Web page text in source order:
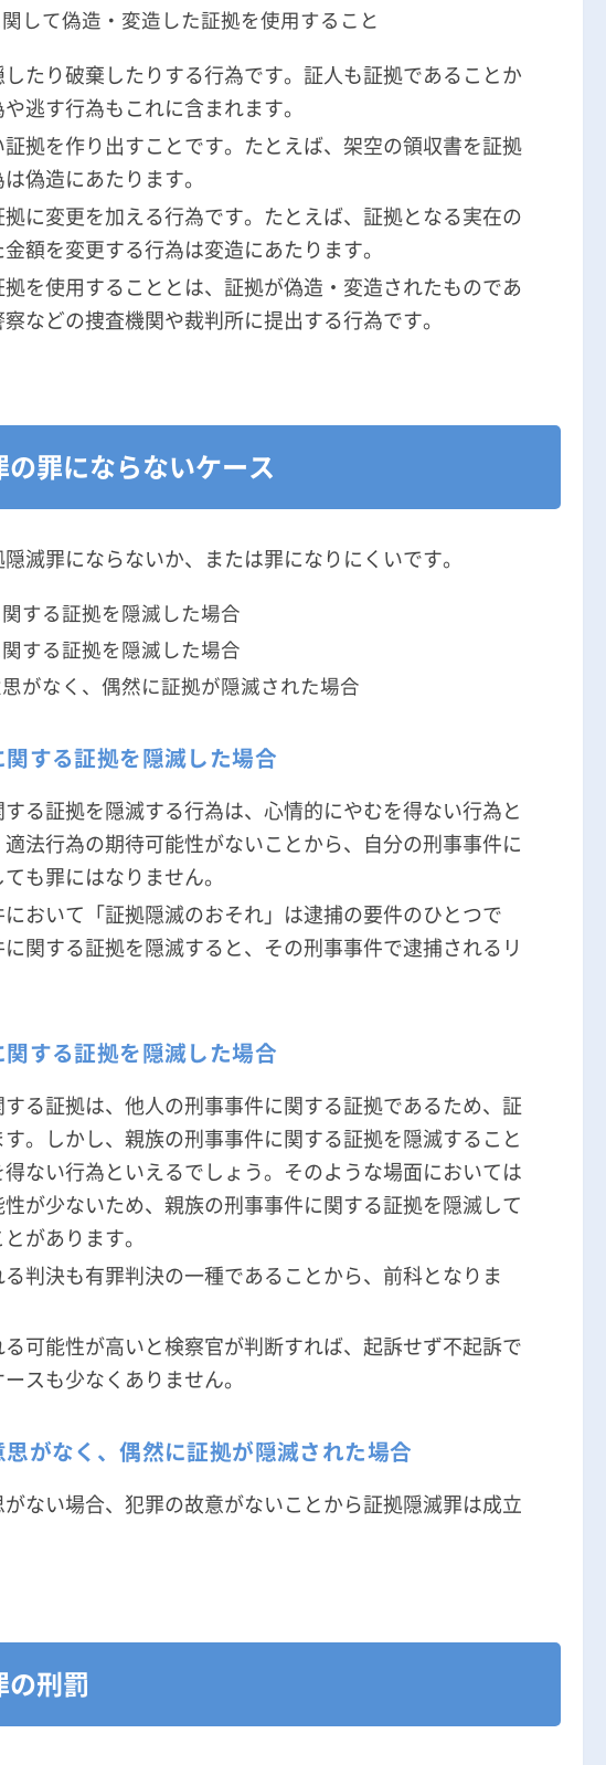
して偽造・変造した証拠を使用すること
たり破棄したりする行為です。証人も証拠であることか
逃す行為もこれに含まれます。
拠を作り出すことです。たとえば、架空の領収書を証拠
偽造にあたります。
に変更を加える行為です。たとえば、証拠となる実在の
額を変更する行為は変造にあたります。
を使用することとは、証拠が偽造・変造されたものであ
などの捜査機関や裁判所に提出する行為です。
の罪にならないケース
滅罪にならないか、または罪になりにくいです。
する証拠を隠滅した場合
する証拠を隠滅した場合
がなく、偶然に証拠が隠滅された場合
関する証拠を隠滅した場合
る証拠を隠滅する行為は、心情的にやむを得ない行為と
法行為の期待可能性がないことから、自分の刑事事件に
も罪にはなりません。
おいて「証拠隠滅のおそれ」は逮捕の要件のひとつで
関する証拠を隠滅すると、その刑事事件で逮捕されるリ
する証拠を隠滅した場合
る証拠は、他人の刑事事件に関する証拠であるため、証
。しかし、親族の刑事事件に関する証拠を隠滅すること
ない行為といえるでしょう。そのような場面においては
が少ないため、親族の刑事事件に関する証拠を隠滅して
があります。
判決も有罪判決の一種であることから、前科となりま
可能性が高いと検察官が判断すれば、起訴せず不起訴で
スも少なくありません。
がなく、偶然に証拠が隠滅された場合
ない場合、犯罪の故意がないことから証拠隠滅罪は成立
の刑罰